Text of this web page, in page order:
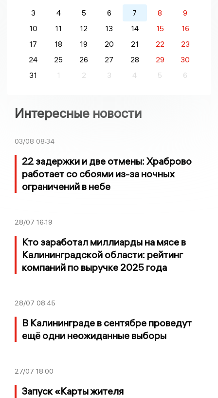
3
4 5 6 7 8
9
10
11 12 13 14 15
16
17
18 19 20 21 22
23
24
25 26 27 28 29
30
31
1 2 3 4 5 6
Интересные новости
03/08 08:34
22 задержки и две отмены: Храброво
работает со сбоями из-за ночных
ограничений в небе
28/07 16:19
Кто заработал миллиарды на мясе в
Калининградской области: рейтинг
компаний по выручке 2025 года
28/07 08:45
В Калининграде в сентябре проведут
ещё одни неожиданные выборы
27/07 18:00
Запуск «Карты жителя